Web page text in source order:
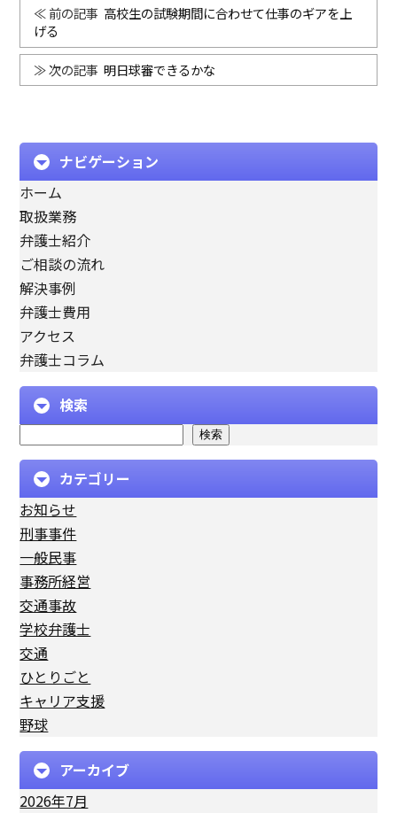
高校生の試験期間に合わせて仕事のギアを上
げる
明日球審できるかな
ナビゲーション
ホーム
取扱業務
弁護士紹介
ご相談の流れ
解決事例
弁護士費用
アクセス
弁護士コラム
検索
検索
カテゴリー
お知らせ
刑事事件
一般民事
事務所経営
交通事故
学校弁護士
交通
ひとりごと
キャリア支援
野球
アーカイブ
2026年7月